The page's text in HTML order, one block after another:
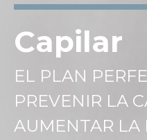
Capilar
EL PLAN
PREVENIR LA
AUMENTAR LA